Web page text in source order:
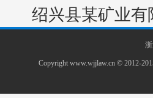
绍兴县某矿业
Copyright www.wjjlaw.cn © 2012-